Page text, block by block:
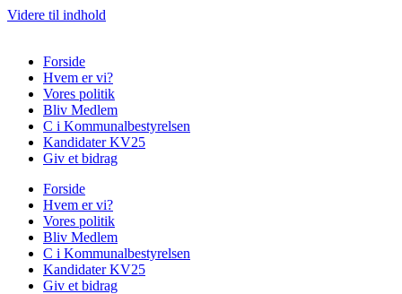
Videre til indhold
Forside
Hvem er vi?
Vores politik
Bliv Medlem
C i Kommunalbestyrelsen
Kandidater KV25
Giv et bidrag
Forside
Hvem er vi?
Vores politik
Bliv Medlem
C i Kommunalbestyrelsen
Kandidater KV25
Giv et bidrag